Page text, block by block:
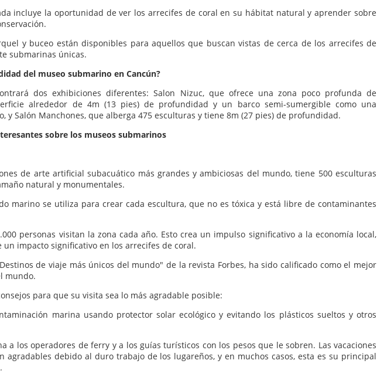
incluye la oportunidad de ver los arrecifes de coral en su hábitat natural y aprender sobre
y buceo están disponibles para aquellos que buscan vistas de cerca de los arrecifes de
submarinas únicas.
del museo submarino en Cancún?
dos exhibiciones diferentes: Salon Nizuc, que ofrece una zona poco profunda de
alrededor de 4m (13 pies) de profundidad y un barco semi-sumergible como una
y Salón Manchones, que alberga 475 esculturas y tiene 8m (27 pies) de profundidad.
sobre los museos submarinos
de arte artificial subacuático más grandes y ambiciosas del mundo, tiene 500 esculturas
natural y monumentales.
marino se utiliza para crear cada escultura, que no es tóxica y está libre de contaminantes
personas visitan la zona cada año. Esto crea un impulso significativo a la economía local,
impacto significativo en los arrecifes de coral.
de viaje más únicos del mundo" de la revista Forbes, ha sido calificado como el mejor
mundo.
para que su visita sea lo más agradable posible:
marina usando protector solar ecológico y evitando los plásticos sueltos y otros
a los operadores de ferry y a los guías turísticos con los pesos que le sobren. Las vacaciones
agradables debido al duro trabajo de los lugareños, y en muchos casos, esta es su principal